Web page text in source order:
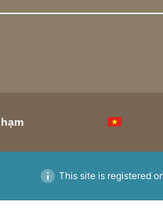
This site is registered on